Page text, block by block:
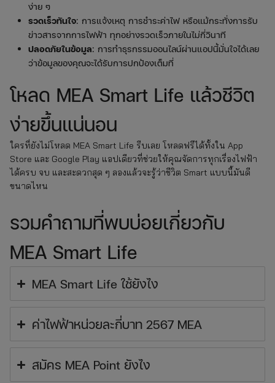
ง่าย ๆ
รวดเร็วทันใจ: การแจ้งเหตุ การชำระค่าไฟ หรือแม้กระทั่งการรับ
ข่าวสารจากการไฟฟ้า ทุกอย่างรวดเร็วภายในไม่กี่วินาที
ปลอดภัยในข้อมูล: การทำธุรกรรมออนไลน์ผ่านแอปนี้มั่นใจได้เลย
ว่าข้อมูลของคุณจะได้รับการปกป้องเต็มที่
โหลด MEA Smart Life แล้วชีวิต
ง่ายขึ้นแน่นอน
ใครที่ยังไม่โหลด MEA Smart Life รีบเลย โหลดฟรีได้ทั้งใน App
Store และ Google Play แอปเดียวที่ช่วยให้คุณจัดการทุกเรื่องไฟฟ้า
ได้ครบ จบ และสะดวกสุด ๆ ลองแล้วจะรู้ว่าชีวิต Smart แบบนี้มันดี
ขนาดไหน
รวมคำถามที่พบบ่อยเกี่ยวกับ
MEA Smart Life
MEA Smart Life ใช้ยังไง
ค่าไฟฟ้าหน่วยละกี่บาท 2567 MEA
สมัคร MEA Point ยังไง